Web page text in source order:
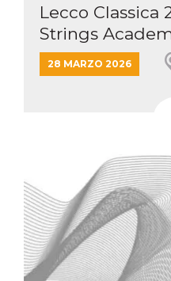
Lecco Classica
Strings
28 MARZO 2026